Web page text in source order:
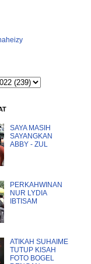
SAYA MASIH
SAYANGKAN
ABBY - ZUL
PERKAHWINAN
NUR LYDIA
IBTISAM
ATIKAH SUHAIME
TUTUP KISAH
FOTO BOGEL